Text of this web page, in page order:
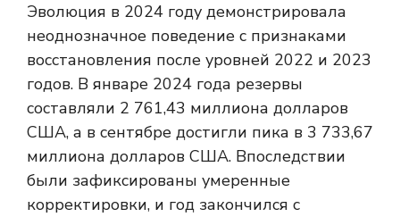
Эволюция в 2024 году демонстрировала
неоднозначное поведение с признаками
восстановления после уровней 2022 и 2023
годов. В январе 2024 года резервы
составляли 2 761,43 миллиона долларов
США, а в сентябре достигли пика в 3 733,67
миллиона долларов США. Впоследствии
были зафиксированы умеренные
корректировки, и год закончился с